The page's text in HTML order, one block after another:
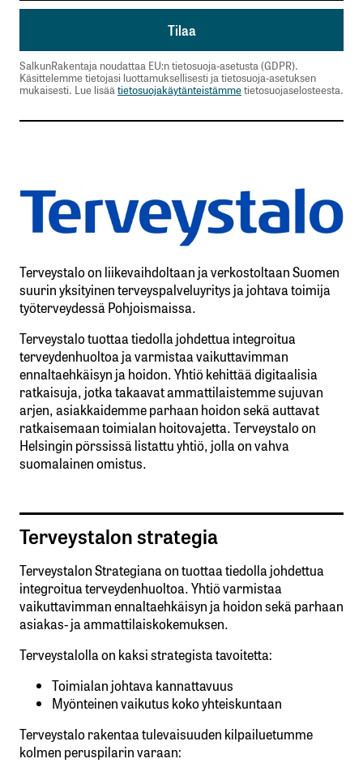
Lähetä kommentti
SalkunRakentaja noudattaa EU:n tietosuoja-asetusta (GDPR).
Käsittelemme tietojasi luottamuksellisesti ja tietosuoja-asetuksen
mukaisesti. Lue lisää tietosuojakäytänteistämmetietosuojaselosteesta.
Terveystalo on liikevaihdoltaan ja verkostoltaan Suomen
suurin yksityinen terveyspalveluyritys ja johtava toimija
työterveydessä Pohjoismaissa.
Terveystalo tuottaa tiedolla johdettua integroitua
terveydenhuoltoa ja varmistaa vaikuttavimman
ennaltaehkäisyn ja hoidon. Yhtiö kehittää digitaalisia
ratkaisuja, jotka takaavat ammattilaistemme sujuvan
arjen, asiakkaidemme parhaan hoidon sekä auttavat
ratkaisemaan toimialan hoitovajetta. Terveystalo on
Helsingin pörssissä listattu yhtiö, jolla on vahva
suomalainen omistus.
Terveystalon strategia
Terveystalon Strategiana on tuottaa tiedolla johdettua
integroitua terveydenhuoltoa. Yhtiö varmistaa
vaikuttavimman ennaltaehkäisyn ja hoidon sekä parhaan
asiakas- ja ammattilaiskokemuksen.
Terveystalolla on kaksi strategista tavoitetta:
Toimialan johtava kannattavuus
Myönteinen vaikutus koko yhteiskuntaan
Terveystalo rakentaa tulevaisuuden kilpailuetumme
kolmen peruspilarin varaan: